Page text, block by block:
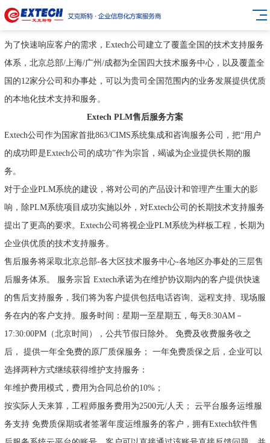
为了快速响应客户的需求，Extech公司建立了覆盖全国的技术支持服务
体系，北京总部/上海/广州/成都为全国四大技术服务中心，以及覆盖全
国的12家分公司和办事处，可以为贵司全国范围内的业务发展提供优质
的本地化技术支持和服务。
Extech PLM售后服务方案
Extech公司作为国家首批863/CIMS系统集成和咨询服务公司，把“用户
的成功即是Extech公司的成功”作为宗旨，竭诚为企业提供长期的服
务。
对于企业PLM系统的建设，将对公司的产品设计和管理产生重大的影
响，除PLM系统项目成功实施以外，对Extech公司的长期技术支持服务
提出了更高的要求。Extech公司将视企业PLM系统为样板工程，长期为
企业供优质的技术支持服务。
售后服务将采取北京总部-各大区技术服务中心-各地区办事处的三层售
后服务体系。 服务宗旨 Extech承诺为在维护协议期内的客户提供快速
的售后支持服务，我们将为客户提供包括电话咨询、远程支持、现场服
务在内的客户支持。服务时间：星期一至星期五，每天8:30AM－
17:30:00PM（北京时间），公共节假日除外。 免费及收费服务收之
后， 提供一年全免费的原厂质保服务； 一年免费质保之后，企业可以
选择两种方式继续获得维护支持服务：
年维护费用模式，费用为合同总价的10%；
按实际人天来算，工程师服务费用为2500元/人天； 云平台服务运维服
务支持 免费质保期或者签署年度运维服务的客户，拥有Extech软件售